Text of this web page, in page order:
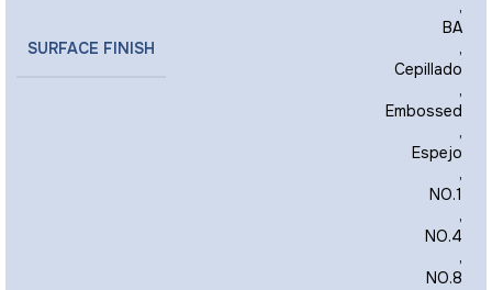
SURFACE FINISH
,
BA
,
Cepillado
,
Embossed
,
Espejo
,
NO.1
,
NO.4
,
NO.8